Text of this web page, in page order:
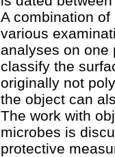
A combination
various
analyses on one
classify the
originally not
the object can
The work with
microbes is
protective